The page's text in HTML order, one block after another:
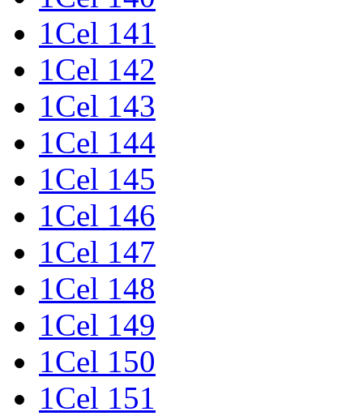
1Cel 141
1Cel 142
1Cel 143
1Cel 144
1Cel 145
1Cel 146
1Cel 147
1Cel 148
1Cel 149
1Cel 150
1Cel 151